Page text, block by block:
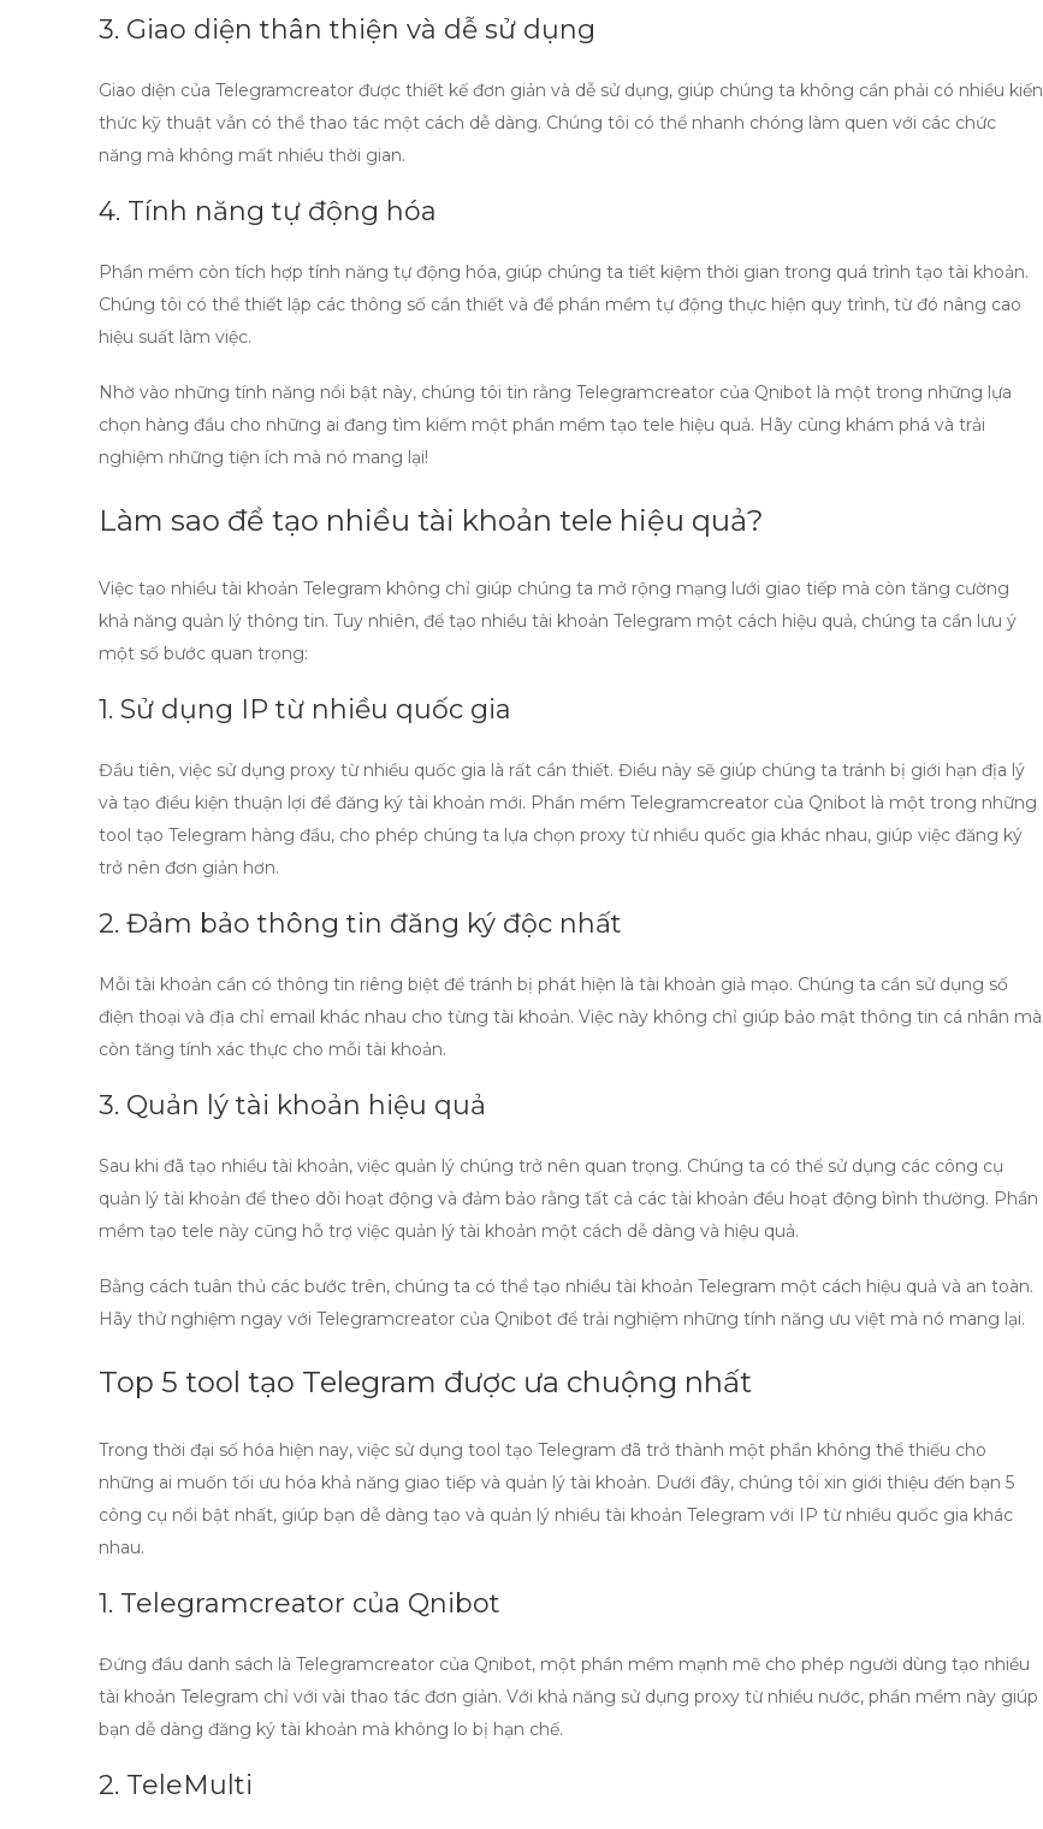
3. Giao diện thân thiện và dễ sử dụng
Giao diện của Telegramcreator được thiết kế đơn giản và dễ sử dụng, giúp chúng ta không cần phải có nhiều kiến
thức kỹ thuật vẫn có thể thao tác một cách dễ dàng. Chúng tôi có thể nhanh chóng làm quen với các chức
năng mà không mất nhiều thời gian.
4. Tính năng tự động hóa
Phần mềm còn tích hợp tính năng tự động hóa, giúp chúng ta tiết kiệm thời gian trong quá trình tạo tài khoản.
Chúng tôi có thể thiết lập các thông số cần thiết và để phần mềm tự động thực hiện quy trình, từ đó nâng cao
hiệu suất làm việc.
Nhờ vào những tính năng nổi bật này, chúng tôi tin rằng Telegramcreator của Qnibot là một trong những lựa
chọn hàng đầu cho những ai đang tìm kiếm một phần mềm tạo tele hiệu quả. Hãy cùng khám phá và trải
nghiệm những tiện ích mà nó mang lại!
Làm sao để tạo nhiều tài khoản tele hiệu quả?
Việc tạo nhiều tài khoản Telegram không chỉ giúp chúng ta mở rộng mạng lưới giao tiếp mà còn tăng cường
khả năng quản lý thông tin. Tuy nhiên, để tạo nhiều tài khoản Telegram một cách hiệu quả, chúng ta cần lưu ý
một số bước quan trọng:
1. Sử dụng IP từ nhiều quốc gia
Đầu tiên, việc sử dụng proxy từ nhiều quốc gia là rất cần thiết. Điều này sẽ giúp chúng ta tránh bị giới hạn địa lý
và tạo điều kiện thuận lợi để đăng ký tài khoản mới. Phần mềm Telegramcreator của Qnibot là một trong những
tool tạo Telegram hàng đầu, cho phép chúng ta lựa chọn proxy từ nhiều quốc gia khác nhau, giúp việc đăng ký
trở nên đơn giản hơn.
2. Đảm bảo thông tin đăng ký độc nhất
Mỗi tài khoản cần có thông tin riêng biệt để tránh bị phát hiện là tài khoản giả mạo. Chúng ta cần sử dụng số
điện thoại và địa chỉ email khác nhau cho từng tài khoản. Việc này không chỉ giúp bảo mật thông tin cá nhân mà
còn tăng tính xác thực cho mỗi tài khoản.
3. Quản lý tài khoản hiệu quả
Sau khi đã tạo nhiều tài khoản, việc quản lý chúng trở nên quan trọng. Chúng ta có thể sử dụng các công cụ
quản lý tài khoản để theo dõi hoạt động và đảm bảo rằng tất cả các tài khoản đều hoạt động bình thường. Phần
mềm tạo tele này cũng hỗ trợ việc quản lý tài khoản một cách dễ dàng và hiệu quả.
Bằng cách tuân thủ các bước trên, chúng ta có thể tạo nhiều tài khoản Telegram một cách hiệu quả và an toàn.
Hãy thử nghiệm ngay với Telegramcreator của Qnibot để trải nghiệm những tính năng ưu việt mà nó mang lại.
Top 5 tool tạo Telegram được ưa chuộng nhất
Trong thời đại số hóa hiện nay, việc sử dụng tool tạo Telegram đã trở thành một phần không thể thiếu cho
những ai muốn tối ưu hóa khả năng giao tiếp và quản lý tài khoản. Dưới đây, chúng tôi xin giới thiệu đến bạn 5
công cụ nổi bật nhất, giúp bạn dễ dàng tạo và quản lý nhiều tài khoản Telegram với IP từ nhiều quốc gia khác
nhau.
1. Telegramcreator của Qnibot
Đứng đầu danh sách là Telegramcreator của Qnibot, một phần mềm mạnh mẽ cho phép người dùng tạo nhiều
tài khoản Telegram chỉ với vài thao tác đơn giản. Với khả năng sử dụng proxy từ nhiều nước, phần mềm này giúp
bạn dễ dàng đăng ký tài khoản mà không lo bị hạn chế.
2. TeleMulti